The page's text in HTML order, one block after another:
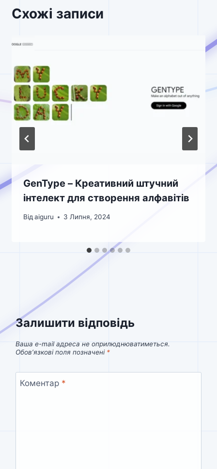
Схожі записи
GenType – Креативний штучний
інтелект для створення алфавітів
Від aiguru 3 Липня, 2024
Залишити відповідь
Ваша e-mail адреса не оприлюднюватиметься.
Обов’язкові поля позначені *
Коментар *